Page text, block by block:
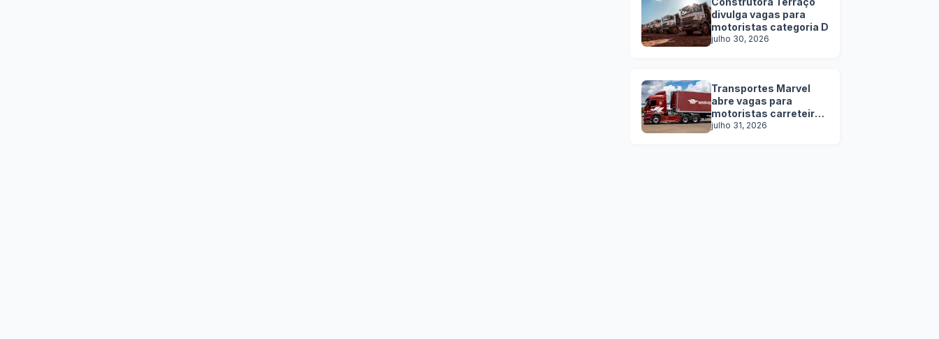
divulga vagas para
motoristas categoria D
julho 30, 2026
Transportes Marvel
abre vagas para
motoristas carreteiros
SEM EXPERIÊNCIA
julho 31, 2026